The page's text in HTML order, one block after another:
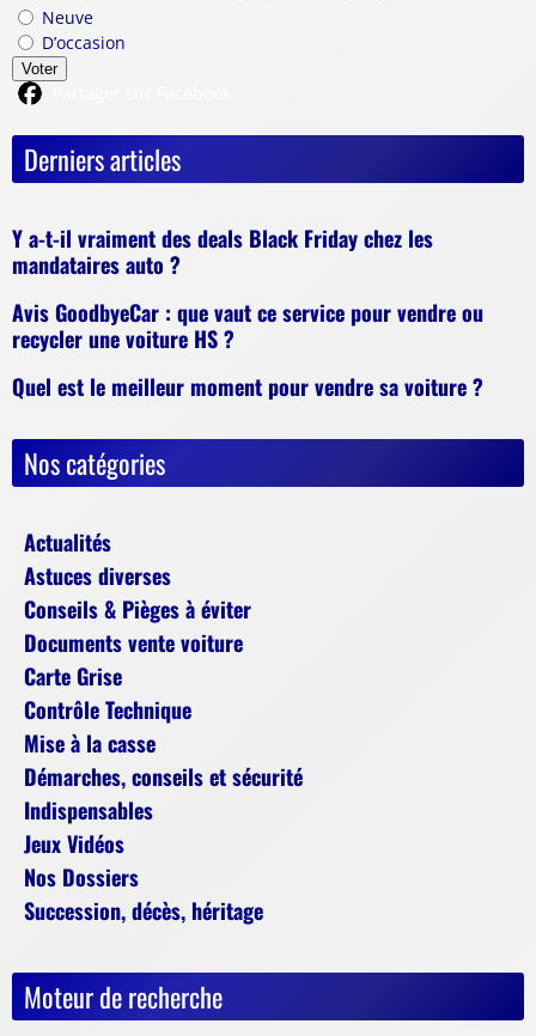
Neuve
D’occasion
Voter
Derniers articles
Y a-t-il vraiment des deals Black Friday chez les
mandataires auto ?
Avis GoodbyeCar : que vaut ce service pour vendre ou
recycler une voiture HS ?
Quel est le meilleur moment pour vendre sa voiture ?
Nos catégories
Actualités
Astuces diverses
Conseils & Pièges à éviter
Documents vente voiture
Carte Grise
Contrôle Technique
Mise à la casse
Démarches, conseils et sécurité
Indispensables
Jeux Vidéos
Nos Dossiers
Succession, décès, héritage
Moteur de recherche